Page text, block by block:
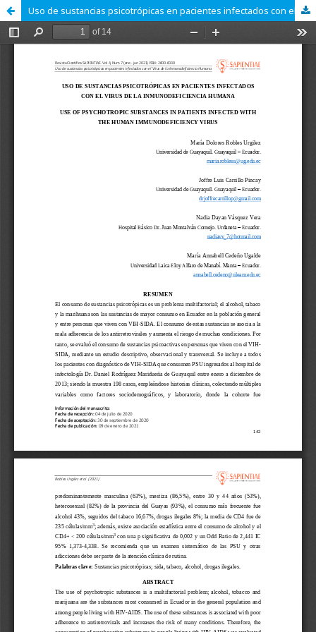
Uso de sustancias psicotrópicas en pacientes infectados con el Virus de la Inmunodeficiencia Humana